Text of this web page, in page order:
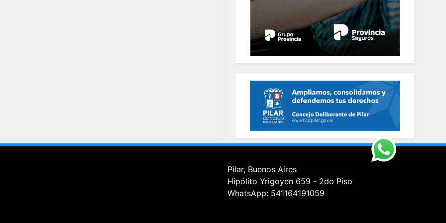
Pilar, Buenos Aires
Hipólito Yrigoyen 659 - 2do Piso
WhatsApp: 541164191059